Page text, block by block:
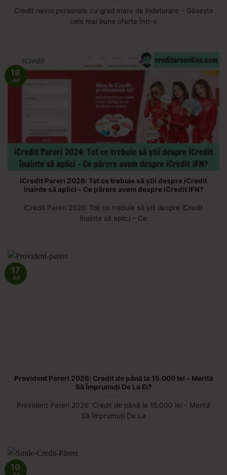
Credit nevoi personale cu grad mare de îndatorare – Găsește
cele mai bune oferte Într-o
iCredit Pareri 2026: Tot ce trebuie să știi despre iCredit
înainte să aplici – Ce părere avem despre iCredit IFN?
iCredit Pareri 2026: Tot ce trebuie să știi despre iCredit
înainte să aplici – Ce
18
Jul
Provident Pareri 2026: Credit de până la 15.000 lei – Merită
Să Împrumuți De La Ei?
Provident Pareri 2026: Credit de până la 15.000 lei – Merită
Să Împrumuți De La
17
Jul
10